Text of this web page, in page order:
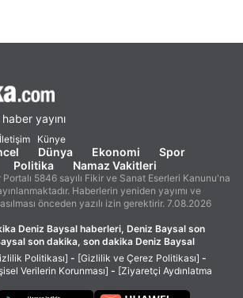
yayını
İletişim Künye
Dünya Ekonomi
Spor
Politika Namaz Vakitleri
5846 sayılı Fikir ve Sanat Eserleri Kanunu'na
Haberlerin yeniden yayımı ve
önceden yazılı izin gerektirir. 7.08.2026
Deniz Baysal haberleri, Deniz Baysal son
son dakika, son dakika Deniz Baysal
Politikası] - [Gizlilik ve Çerez Politikası] -
Verilerin Korunması] - [Ziyaretçi Aydınlatma